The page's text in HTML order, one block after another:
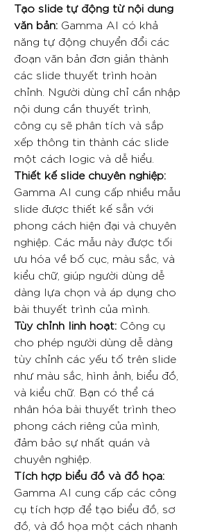
Tạo slide tự động từ nội dung
văn bản: Gamma AI có khả
năng tự động chuyển đổi các
đoạn văn bản đơn giản thành
các slide thuyết trình hoàn
chỉnh. Người dùng chỉ cần nhập
nội dung cần thuyết trình,
công cụ sẽ phân tích và sắp
xếp thông tin thành các slide
một cách logic và dễ hiểu.
Thiết kế slide chuyên nghiệp:
Gamma AI cung cấp nhiều mẫu
slide được thiết kế sẵn với
phong cách hiện đại và chuyên
nghiệp. Các mẫu này được tối
ưu hóa về bố cục, màu sắc, và
kiểu chữ, giúp người dùng dễ
dàng lựa chọn và áp dụng cho
bài thuyết trình của mình.
Tùy chỉnh linh hoạt: Công cụ
cho phép người dùng dễ dàng
tùy chỉnh các yếu tố trên slide
như màu sắc, hình ảnh, biểu đồ,
và kiểu chữ. Bạn có thể cá
nhân hóa bài thuyết trình theo
phong cách riêng của mình,
đảm bảo sự nhất quán và
chuyên nghiệp.
Tích hợp biểu đồ và đồ họa:
Gamma AI cung cấp các công
cụ tích hợp để tạo biểu đồ, sơ
đồ, và đồ họa một cách nhanh